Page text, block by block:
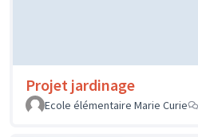
Projet jardinage
Ecole élémentaire Marie Curie